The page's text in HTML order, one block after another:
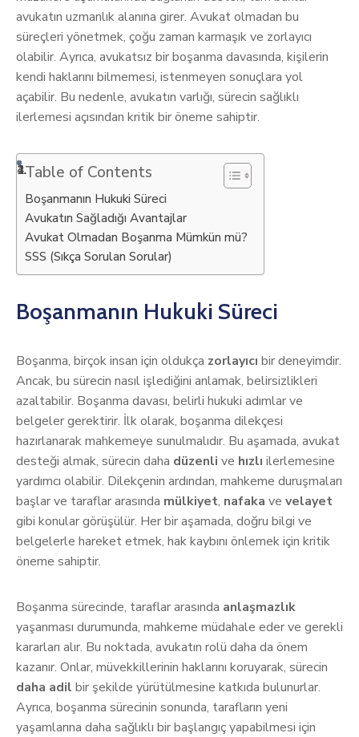
avukatın uzmanlık alanına girer. Avukat olmadan bu
süreçleri yönetmek, çoğu zaman karmaşık ve zorlayıcı
olabilir. Ayrıca, avukatsız bir boşanma davasında, kişilerin
kendi haklarını bilmemesi, istenmeyen sonuçlara yol
açabilir. Bu nedenle, avukatın varlığı, sürecin sağlıklı
ilerlemesi açısından kritik bir öneme sahiptir.
Table of Contents
Boşanmanın Hukuki Süreci
Avukatın Sağladığı Avantajlar
Avukat Olmadan Boşanma Mümkün mü?
SSS (Sıkça Sorulan Sorular)
Boşanmanın Hukuki Süreci
Boşanma, birçok insan için oldukça zorlayıcı bir deneyimdir.
Ancak, bu sürecin nasıl işlediğini anlamak, belirsizlikleri
azaltabilir. Boşanma davası, belirli hukuki adımlar ve
belgeler gerektirir. İlk olarak, boşanma dilekçesi
hazırlanarak mahkemeye sunulmalıdır. Bu aşamada, avukat
desteği almak, sürecin daha düzenli ve hızlı ilerlemesine
yardımcı olabilir. Dilekçenin ardından, mahkeme duruşmaları
başlar ve taraflar arasında mülkiyet, nafaka ve velayet
gibi konular görüşülür. Her bir aşamada, doğru bilgi ve
belgelerle hareket etmek, hak kaybını önlemek için kritik
öneme sahiptir.
Boşanma sürecinde, taraflar arasında anlaşmazlık
yaşanması durumunda, mahkeme müdahale eder ve gerekli
kararları alır. Bu noktada, avukatın rolü daha da önem
kazanır. Onlar, müvekkillerinin haklarını koruyarak, sürecin
daha adil bir şekilde yürütülmesine katkıda bulunurlar.
Ayrıca, boşanma sürecinin sonunda, tarafların yeni
yaşamlarına daha sağlıklı bir başlangıç yapabilmesi için